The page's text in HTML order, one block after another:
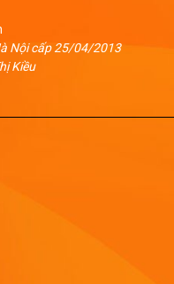
Nội cấp 25/04/2013
Kiều